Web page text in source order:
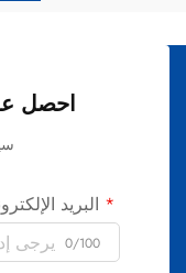
احصل
البريد
0/100